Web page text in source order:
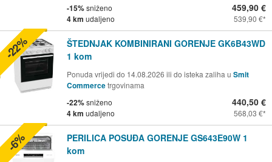
-15%sniženo
4 km udaljeno
459,90 €
539,90 €
ŠTEDNJAK KOMBINIRANI GORENJE GK6B43WD
1 kom
Ponuda vrijedi do 14.08.2026 ili do isteka zaliha u Smit
Commercetrgovinama
-22%sniženo
4 km udaljeno
440,50 €
568,03 €
-22%
PERILICA POSUĐA GORENJE GS643E90W 1
kom
-6%